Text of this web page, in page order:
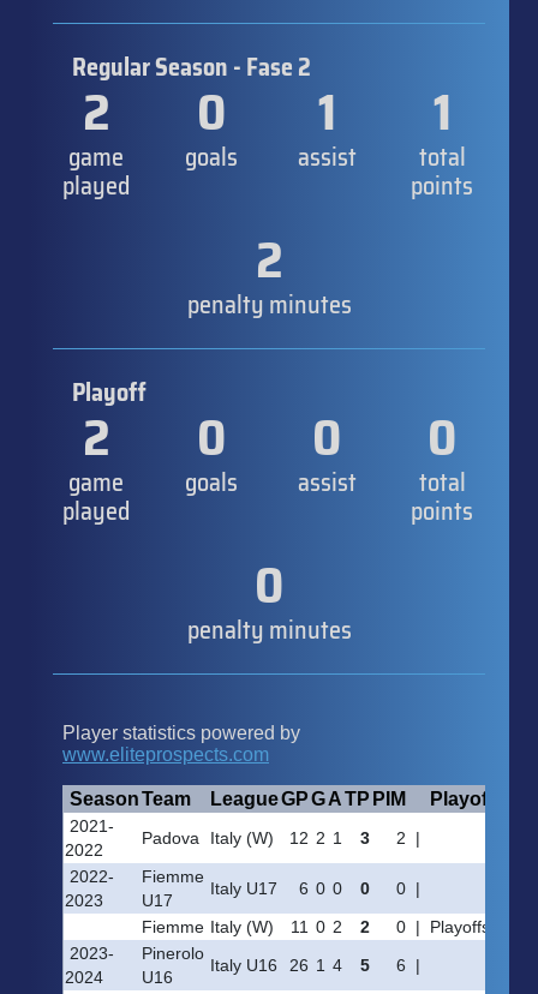
Regular Season - Fase 2
2
game
played
0
goals
1
assist
1
total
points
2
penalty minutes
Playoff
2
game
played
0
goals
0
assist
0
total
points
0
penalty minutes